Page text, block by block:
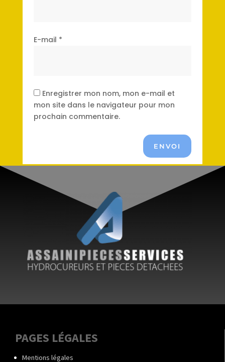
E-mail *
Enregistrer mon nom, mon e-mail et
mon site dans le navigateur pour mon
prochain commentaire.
ENVOI
PAGES LÉGALES
Mentions légales